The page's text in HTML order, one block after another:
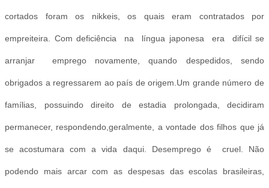
cortados foram os nikkeis, os quais eram contratados por
empreiteira. Com deficiência na língua japonesa era difícil se
arranjar emprego novamente, quando despedidos, sendo
obrigados a regressarem ao país de origem.Um grande número de
famílias, possuindo direito de estadia prolongada, decidiram
permanecer, respondendo,geralmente, a vontade dos filhos que já
se acostumara com a vida daqui. Desemprego é cruel. Não
podendo mais arcar com as despesas das escolas brasileiras,